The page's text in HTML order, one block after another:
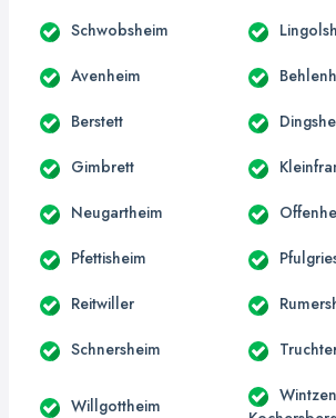
Schwobsheim
Avenheim
Berstett
Gimbrett
Neugartheim
Pfettisheim
Reitwiller
Schnersheim
Willgottheim